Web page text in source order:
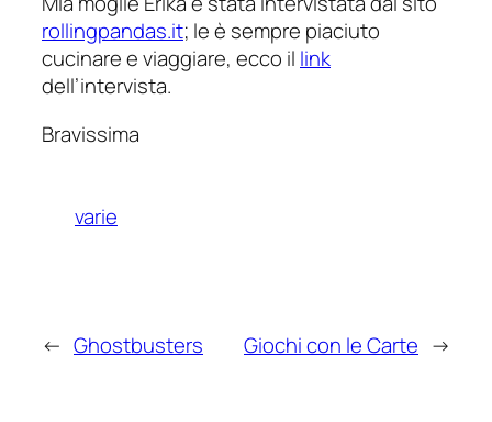
rollingpandas.it; le è sempre piaciuto
cucinare e viaggiare, ecco il link
dell’intervista.
Bravissima
varie
← Ghostbusters Giochi con le Carte →